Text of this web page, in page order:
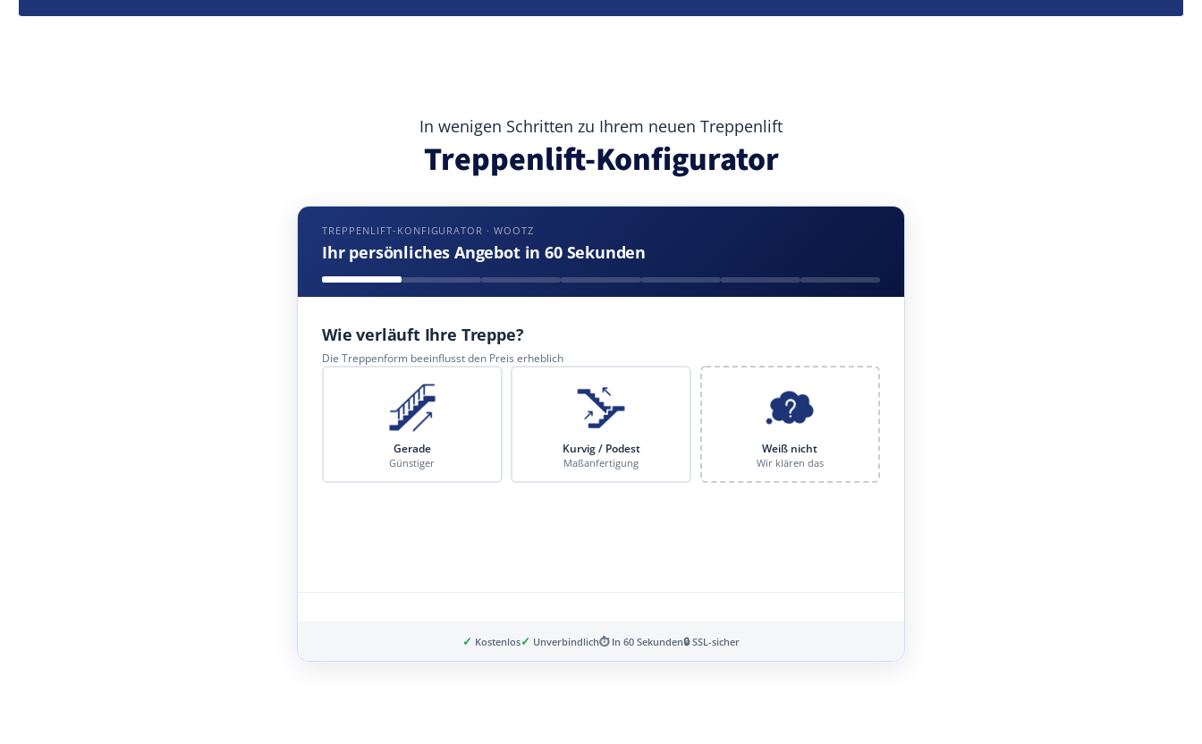
In wenigen Schritten zu Ihrem neuen Treppenlift
Treppenlift-Konfigurator
TREPPENLIFT-KONFIGURATOR · WOOTZ
Ihr persönliches Angebot in 60 Sekunden
Wie verläuft Ihre Treppe?
Die Treppenform beeinflusst den Preis erheblich
Gerade
Günstiger
Kurvig / Podest
Maßanfertigung
Weiß nicht
Wir klären das
✓ Kostenlos✓ Unverbindlich⏱ In 60 Sekunden🔒 SSL-sicher